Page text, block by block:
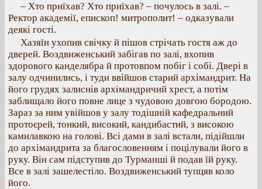
– Хто приїхав? Хто приїхав? – почулось в залі. –
Ректор академії, епископ! митрополит! – одказували
деякі гості.
Хазяїн ухопив свічку й пішов стрічать гостя аж до
дверей. Воздвиженський забігав по залі, вхопив
здорового канделябра й протовпом побіг і собі. Двері в
залу одчинились, і туди ввійшов старий архімандрит. На
його грудях залиснів архімандричий хрест, а потім
заблищало його повне лице з чудовою довгою бородою.
Зараз за ним увійшов у залу тодішній кафедральний
протоєрей, тонкий, високий, кандибастий, з високою
камилавкою на голові. Всі дами в залі встали, підійшли
до архімандрита за благословенням і поцілували його в
руку. Він сам підступив до Турманші й подав їй руку.
Все в залі зашелестіло. Воздвиженський тупцяв коло
його.